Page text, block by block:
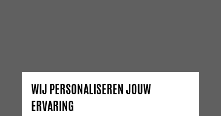
WIJ PERSONALISEREN JOUW
ERVARING